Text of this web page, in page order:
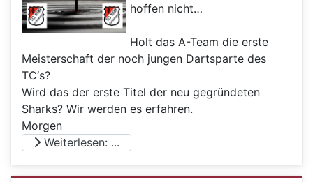
hoffen nicht…
Holt das A-Team die erste
Meisterschaft der noch jungen Dartsparte des
TC‘s?
Wird das der erste Titel der neu gegründeten
Sharks? Wir werden es erfahren.
Morgen
Weiterlesen: ...